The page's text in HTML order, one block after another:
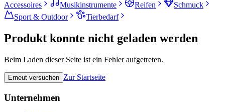
Accessoires
Musikinstrumente Reifen
Schmuck
Sport & Outdoor
Tierbedarf
Produkt konnte nicht geladen werden
Beim Laden dieser Seite ist ein Fehler aufgetreten.
Erneut versuchen Zur Startseite
Unternehmen